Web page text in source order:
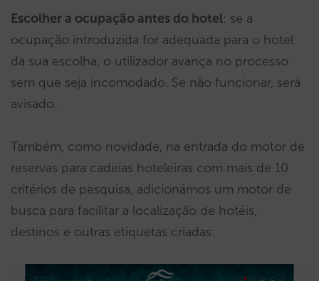
Escolher a ocupação antes do hotel: se a
ocupação introduzida for adequada para o hotel
da sua escolha, o utilizador avança no processo
sem que seja incomodado. Se não funcionar, será
avisado.
Também, como novidade, na entrada do motor de
reservas para cadeias hoteleiras com mais de 10
critérios de pesquisa, adicionámos um motor de
busca para facilitar a localização de hotéis,
destinos e outras etiquetas criadas: